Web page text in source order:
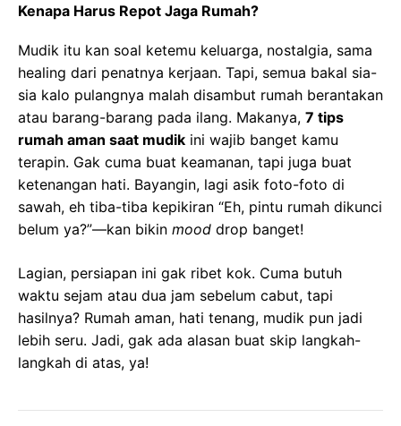
Kenapa Harus Repot Jaga Rumah?
Mudik itu kan soal ketemu keluarga, nostalgia, sama
healing dari penatnya kerjaan. Tapi, semua bakal sia-
sia kalo pulangnya malah disambut rumah berantakan
atau barang-barang pada ilang. Makanya, 7 tips
rumah aman saat mudik ini wajib banget kamu
terapin. Gak cuma buat keamanan, tapi juga buat
ketenangan hati. Bayangin, lagi asik foto-foto di
sawah, eh tiba-tiba kepikiran “Eh, pintu rumah dikunci
belum ya?”—kan bikin mood drop banget!
Lagian, persiapan ini gak ribet kok. Cuma butuh
waktu sejam atau dua jam sebelum cabut, tapi
hasilnya? Rumah aman, hati tenang, mudik pun jadi
lebih seru. Jadi, gak ada alasan buat skip langkah-
langkah di atas, ya!